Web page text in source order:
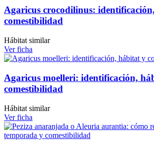
Agaricus crocodilinus:
comestibilidad
Hábitat similar
Ver ficha
Agaricus moelleri: identificación,
comestibilidad
Hábitat similar
Ver ficha